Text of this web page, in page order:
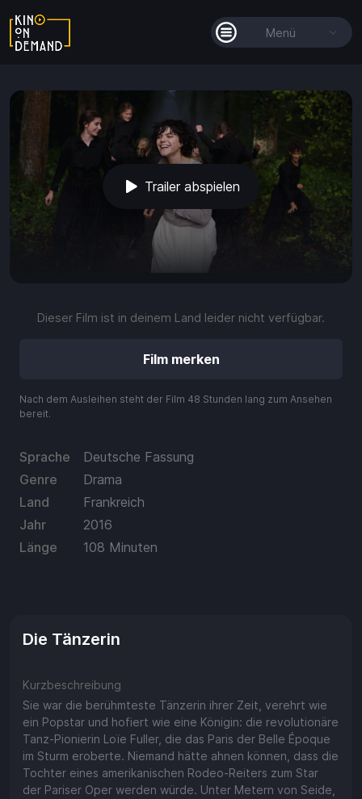
Menü
Alle Filme
Filmkollektionen
So funktioniert's
Guthaben
Aufladen
fullscreen more_vert
Trailer abspielen
Dieser Film ist in deinem Land leider nicht verfügbar.
Nach dem Ausleihen steht der Film 48 Stunden lang zum Ansehen
bereit.
Sprache
Deutsche Fassung
Genre
Drama
Land
Frankreich
Jahr
2016
Länge
108 Minuten
Die Tänzerin
Kurzbeschreibung
Sie war die berühmteste Tänzerin ihrer Zeit, verehrt wie
ein Popstar und hofiert wie eine Königin: die revolutionäre
Tanz-Pionierin Loïe Fuller, die das Paris der Belle Époque
im Sturm eroberte. Niemand hätte ahnen können, dass die
Tochter eines amerikanischen Rodeo-Reiters zum Star
der Pariser Oper werden würde. Unter Metern von Seide,